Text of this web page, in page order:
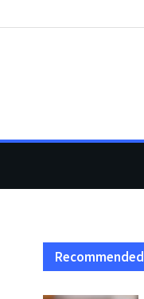
Recommended